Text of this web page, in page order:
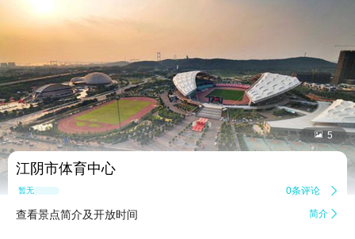
 5
江阴市体育中心
暂无点评 0条评论 
查看景点简介及开放时间 简介 
